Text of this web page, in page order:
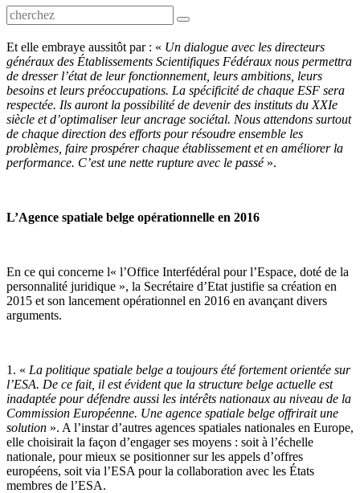
Et elle embraye aussitôt par : « Un dialogue avec les directeurs
généraux des Établissements Scientifiques Fédéraux nous permettra
de dresser l’état de leur fonctionnement, leurs ambitions, leurs
besoins et leurs préoccupations. La spécificité de chaque ESF sera
respectée. Ils auront la possibilité de devenir des instituts du XXIe
siècle et d’optimaliser leur ancrage sociétal. Nous attendons surtout
de chaque direction des efforts pour résoudre ensemble les
problèmes, faire prospérer chaque établissement et en améliorer la
performance. C’est une nette rupture avec le passé».
L’Agence spatiale belge opérationnelle en 2016
En ce qui concerne l« l’Office Interfédéral pour l’Espace, doté de la
personnalité juridique », la Secrétaire d’Etat justifie sa création en
2015 et son lancement opérationnel en 2016 en avançant divers
arguments.
1. « La politique spatiale belge a toujours été fortement orientée sur
l’ESA. De ce fait, il est évident que la structure belge actuelle est
inadaptée pour défendre aussi les intérêts nationaux au niveau de la
Commission Européenne. Une agence spatiale belge offrirait une
solution ». A l’instar d’autres agences spatiales nationales en Europe,
elle choisirait la façon d’engager ses moyens : soit à l’échelle
nationale, pour mieux se positionner sur les appels d’offres
européens, soit via l’ESA pour la collaboration avec les États
membres de l’ESA.